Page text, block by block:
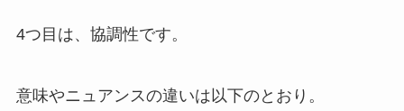
4つ目は、協調性です。
意味やニュアンスの違いは以下のとおり。